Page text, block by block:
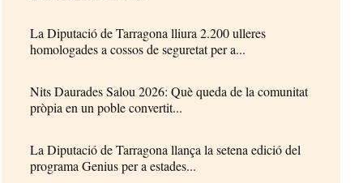
La Diputació de Tarragona lliura 2.200 ulleres
homologades a cossos de seguretat per a...
Nits Daurades Salou 2026: Què queda de la comunitat
pròpia en un poble convertit...
La Diputació de Tarragona llança la setena edició del
programa Genius per a estades...